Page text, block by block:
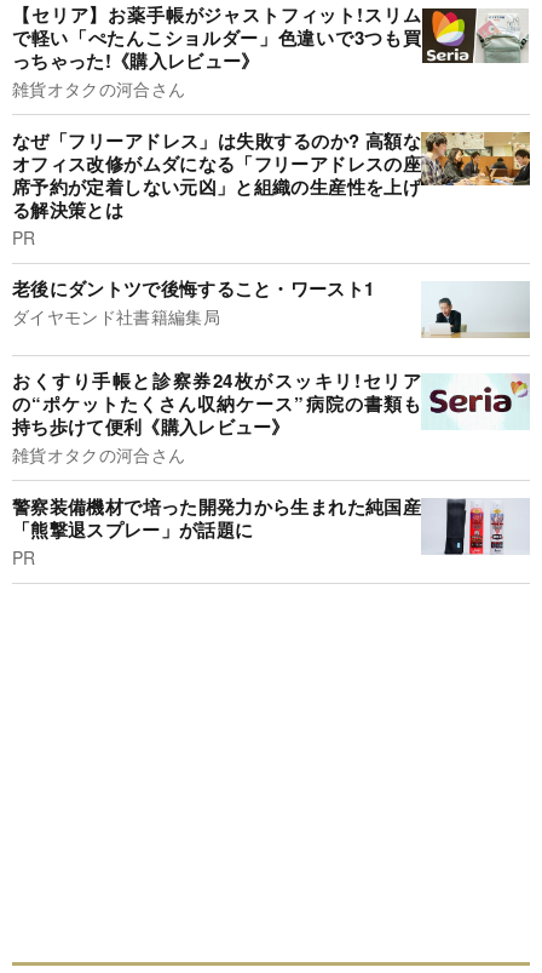
【セリア】お薬手帳がジャストフィット!スリム
で軽い「ぺたんこショルダー」色違いで3つも買
っちゃった!《購入レビュー》
雑貨オタクの河合さん
なぜ「フリーアドレス」は失敗するのか? 高額な
オフィス改修がムダになる「フリーアドレスの座
席予約が定着しない元凶」と組織の生産性を上げ
る解決策とは
PR
老後にダントツで後悔すること・ワースト1
ダイヤモンド社書籍編集局
おくすり手帳と診察券24枚がスッキリ!セリア
の“ポケットたくさん収納ケース”病院の書類も
持ち歩けて便利《購入レビュー》
雑貨オタクの河合さん
警察装備機材で培った開発力から生まれた純国産
「熊撃退スプレー」が話題に
PR